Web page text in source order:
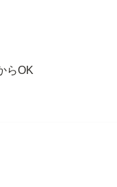
らOK